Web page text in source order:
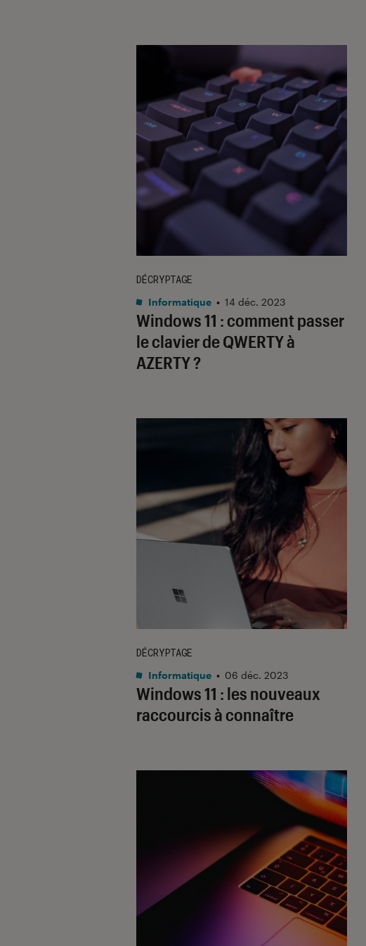
Windows 11 : comment passer
le clavier de QWERTY à
AZERTY ?
DÉCRYPTAGE
Informatique • 14 déc. 2023
Windows 11 : les nouveaux
raccourcis à connaître
DÉCRYPTAGE
Informatique • 06 déc. 2023